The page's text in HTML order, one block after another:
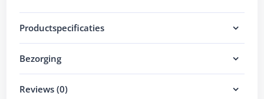
Productspecificaties
Bezorging
Reviews (0)